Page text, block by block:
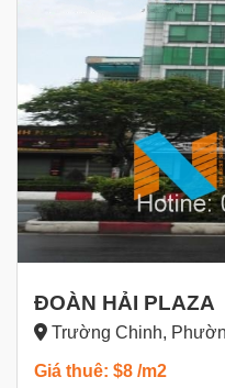
ĐOÀN HẢI PLAZA
Trường Chinh,
Giá thuê: $8 /m2